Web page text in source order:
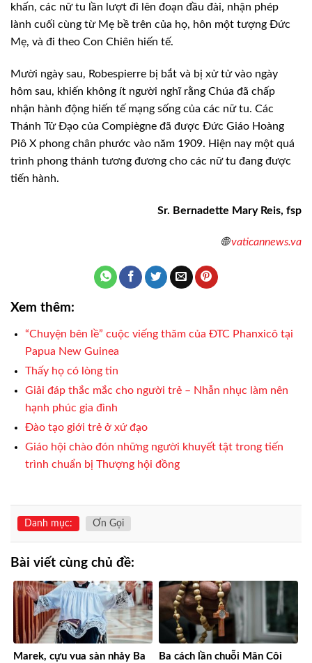
khấn, các nữ tu lần lượt đi lên đoạn đầu đài, nhận phép
lành cuối cùng từ Mẹ bề trên của họ, hôn một tượng Đức
Mẹ, và đi theo Con Chiên hiến tế.
Mười ngày sau, Robespierre bị bắt và bị xử tử vào ngày
hôm sau, khiến không ít người nghĩ rằng Chúa đã chấp
nhận hành động hiến tế mạng sống của các nữ tu. Các
Thánh Tử Đạo của Compiègne đã được Đức Giáo Hoàng
Piô X phong chân phước vào năm 1909. Hiện nay một quá
trình phong thánh tương đương cho các nữ tu đang được
tiến hành.
Sr. Bernadette Mary Reis, fsp
🌐 vaticannews.va
Xem thêm:
“Chuyện bên lề” cuộc viếng thăm của ĐTC Phanxicô tại
Papua New Guinea
Thấy họ có lòng tin
Giải đáp thắc mắc cho người trẻ – Nhẫn nhục làm nên
hạnh phúc gia đình
Đào tạo giới trẻ ở xứ đạo
Giáo hội chào đón những người khuyết tật trong tiến
trình chuẩn bị Thượng hội đồng
Danh mục: Ơn Gọi
Bài viết cùng chủ đề:
Marek, cựu vua sàn nhảy Ba
Ba cách lần chuỗi Mân Côi